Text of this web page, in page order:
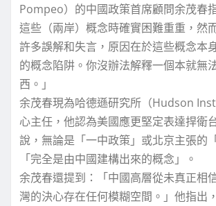
Pompeo）的中國政策首席顧問余茂春
這些（兩岸）概念時確實困難重重，然
許多誤解和失言，原因在於這些概念本
的概念陷阱。你沒辦法解釋一個本就無
西。」
余茂春現為哈德遜研究所（Hudson
心主任，他認為美國應更堅定表達捍衛
說，無論是「一中政策」或北京主張的
「完全是由中國建構出來的概念」。
余茂春還提到：「中國高層從未真正相
灣的決心存在任何模糊空間。」他指出